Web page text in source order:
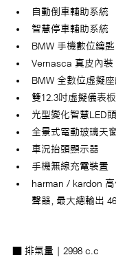
自動倒車輔助系統
智慧停車輔助系統
BMW 手機數位鑰匙
Vernasca 真皮內裝
BMW 全數位虛擬
雙12.3吋虛擬儀表
光型變化智慧LED
全景式電動玻璃天
車況抬頭顯示器
手機無線充電裝置
harman / kardon
聲器，最大總輸出
■ 排氣量 | 2998 c.c